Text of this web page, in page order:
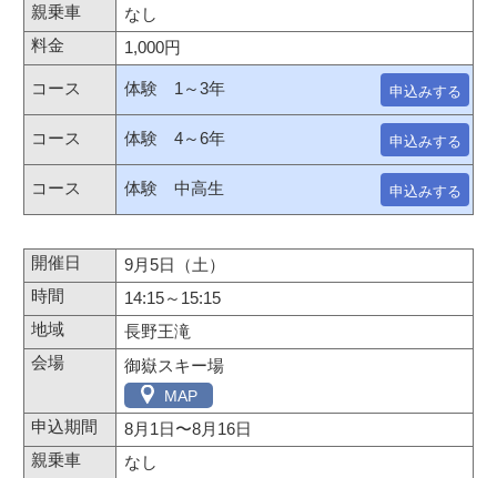
なし
1,000円
体験 1～3年 申込みする
体験 4～6年 申込みする
体験 中高生 申込みする
9月5日（土）
14:15～15:15
長野王滝
御嶽スキー場
MAP
8月1日〜8月16日
なし